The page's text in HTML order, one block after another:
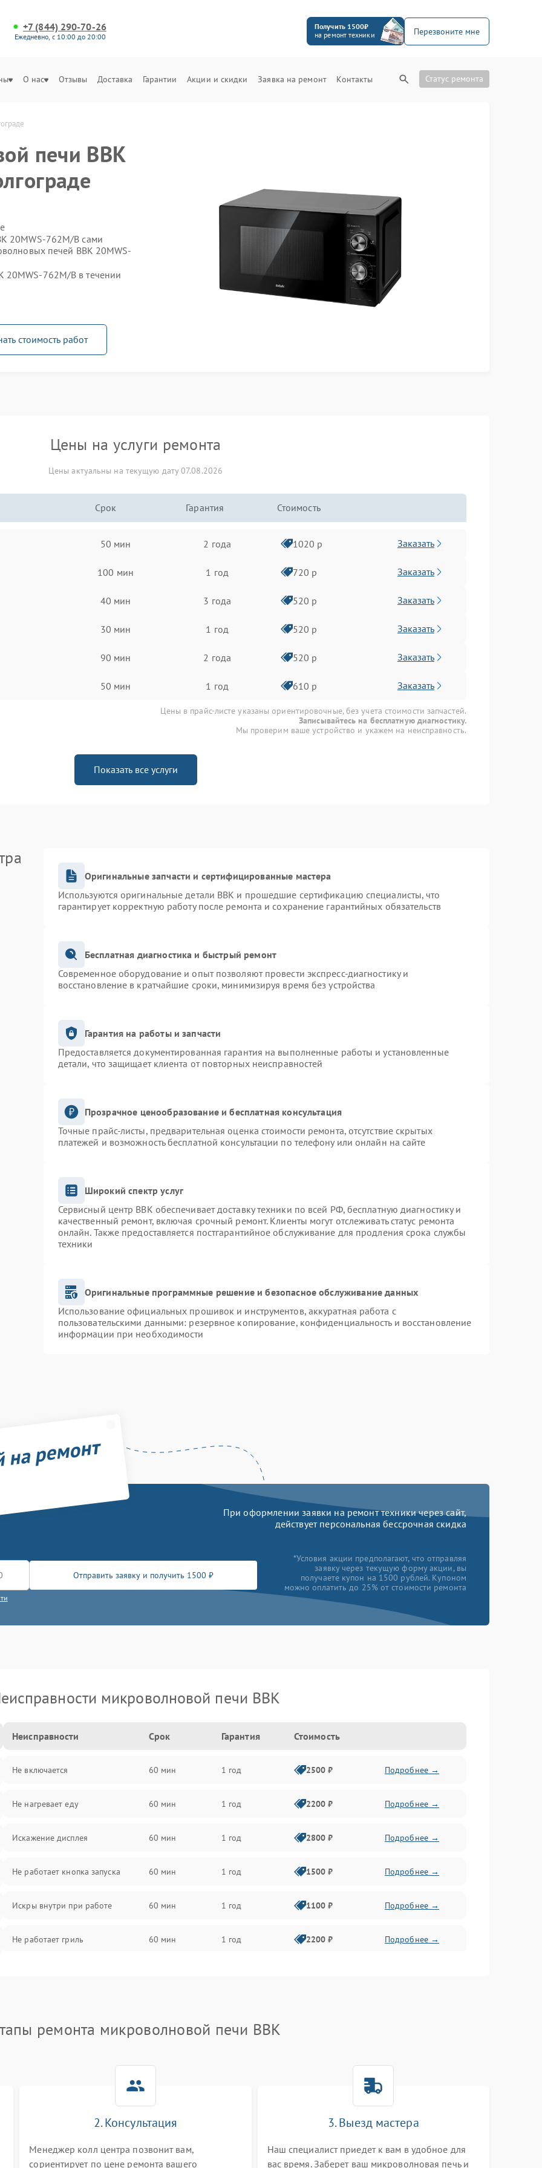
+7 (844) 290-70-26
Ежедневно, с 10:00 до 20:00
Получить 1500₽
на ремонт техники
Перезвоните мне
О нас Отзывы Доставка Гарантии Акции и скидки Заявка на ремонт Контакты Статус ремонта
печи BBK
20MWS-762M/B сами
печей BBK 20MWS-
762M/B в течении
стоимость работ
Цены на услуги ремонта
Цены актуальны на текущую дату 07.08.2026
Срок Гарантия Стоимость
50 мин 2 года 1020 р Заказать
100 мин 1 год 720 р Заказать
40 мин 3 года 520 р Заказать
30 мин 1 год 520 р Заказать
90 мин 2 года 520 р Заказать
50 мин 1 год 610 р Заказать
Цены в прайс-листе указаны ориентировочные, без учета стоимости запчастей.
Записывайтесь на бесплатную диагностику.
Мы проверим ваше устройство и укажем на неисправность.
Показать все услуги
Оригинальные запчасти и сертифицированные мастера
Используются оригинальные детали BBK и прошедшие сертификацию специалисты, что
гарантирует корректную работу после ремонта и сохранение гарантийных обязательств
Бесплатная диагностика и быстрый ремонт
Современное оборудование и опыт позволяют провести экспресс-диагностику и
восстановление в кратчайшие сроки, минимизируя время без устройства
Гарантия на работы и запчасти
Предоставляется документированная гарантия на выполненные работы и установленные
детали, что защищает клиента от повторных неисправностей
Прозрачное ценообразование и бесплатная консультация
Точные прайс-листы, предварительная оценка стоимости ремонта, отсутствие скрытых
платежей и возможность бесплатной консультации по телефону или онлайн на сайте
Широкий спектр услуг
Сервисный центр BBK обеспечивает доставку техники по всей РФ, бесплатную диагностику и
качественный ремонт, включая срочный ремонт. Клиенты могут отслеживать статус ремонта
онлайн. Также предоставляется постгарантийное обслуживание для продления срока службы
техники
Оригинальные программные решение и безопасное обслуживание данных
Использование официальных прошивок и инструментов, аккуратная работа с
пользовательскими данными: резервное копирование, конфиденциальность и восстановление
информации при необходимости
ремонт
При оформлении заявки на ремонт техники через сайт,
действует персональная бессрочная скидка
Отправить заявку и получить 1500 ₽
*Условия акции предполагают, что отправляя
заявку через текущую форму акции, вы
получаете купон на 1500 рублей. Купоном
можно оплатить до 25% от стоимости ремонта
микроволновой печи BBK
Неисправности Срок Гарантия Стоимость
Не включается 60 мин 1 год 2500 ₽ Подробнее →
Не нагревает еду 60 мин 1 год 2200 ₽ Подробнее →
Искажение дисплея 60 мин 1 год 2800 ₽ Подробнее →
Не работает кнопка запуска 60 мин 1 год 1500 ₽ Подробнее →
Искры внутри при работе 60 мин 1 год 1100 ₽ Подробнее →
Не работает гриль 60 мин 1 год 2200 ₽ Подробнее →
Поломка системы охлаждения
Не работают сенсорные кнопки 60 мин 2400 ₽ Подробнее →
Не горит подсветка 60 мин 2000 ₽ Подробнее →
ремонта микроволновой печи BBK
2. Консультация
Менеджер колл центра позвонит вам,
сориентирует по цене ремонта вашего
3. Выезд мастера
Наш специалист приедет к вам в удобное для
вас время. Заберет ваш микроволновая печь и